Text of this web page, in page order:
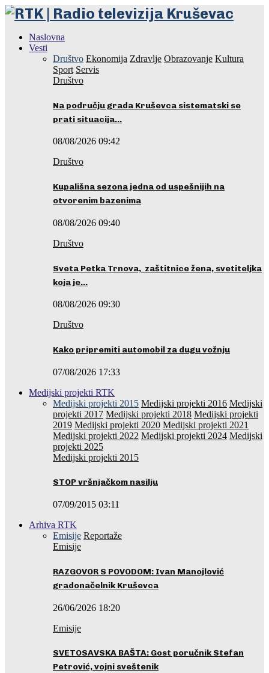
Naslovna
Vesti
Društvo Ekonomija Zdravlje Obrazovanje Kultura
Sport Servis
Društvo
Na području grada Kruševca sistematski se
prati situacija…
08/08/2026 09:42
Društvo
Kupališna sezona jedna od uspešnijih na
otvorenim bazenima
08/08/2026 09:40
Društvo
Sveta Petka Trnova, zaštitnice žena, svetiteljka
koja je…
08/08/2026 09:30
Društvo
Kako pripremiti automobil za dugu vožnju
07/08/2026 17:33
Medijski projekti RTK
Medijski projekti 2015 Medijski projekti 2016 Medijski
projekti 2017 Medijski projekti 2018 Medijski projekti
2019 Medijski projekti 2020 Medijski projekti 2021
Medijski projekti 2022 Medijski projekti 2024 Medijski
projekti 2025
Medijski projekti 2015
STOP vršnjačkom nasilju
07/09/2015 03:11
Arhiva RTK
Emisije Reportaže
Emisije
RAZGOVOR S POVODOM: Ivan Manojlović
gradonačelnik Kruševca
26/06/2026 18:20
Emisije
SVETOSAVSKA BAŠTA: Gost poručnik Stefan
Petrović, vojni sveštenik